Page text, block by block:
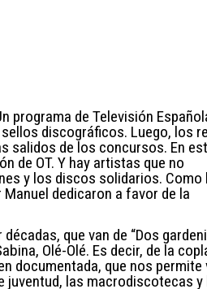
programa de Televisión
discográficos. Luego, los
salidos de los concursos. En
de OT. Y hay artistas que no
y los discos solidarios. Como
dedicaron a favor de la
que van de “Dos
Olé-Olé. Es decir, de la
documentada, que nos permite
juventud, las macrodiscotecas y